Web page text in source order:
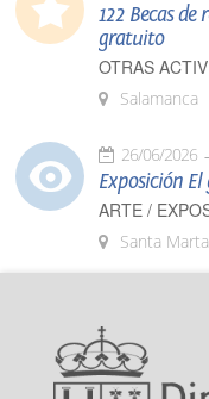
122 Becas
gratuito
OTRAS
Salamanca
26/06/2026
Exposición
ARTE /
Santa